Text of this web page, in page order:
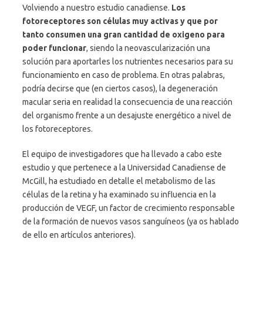
Volviendo a nuestro estudio canadiense. Los
fotoreceptores son células muy activas y que por
tanto consumen una gran cantidad de oxigeno para
poder funcionar, siendo la neovascularización una
solución para aportarles los nutrientes necesarios para su
funcionamiento en caso de problema. En otras palabras,
podría decirse que (en ciertos casos), la degeneración
macular seria en realidad la consecuencia de una reacción
del organismo frente a un desajuste energético a nivel de
los fotoreceptores.
El equipo de investigadores que ha llevado a cabo este
estudio y que pertenece a la Universidad Canadiense de
McGill, ha estudiado en detalle el metabolismo de las
células de la retina y ha examinado su influencia en la
producción de VEGF, un factor de crecimiento responsable
de la formación de nuevos vasos sanguíneos (ya os hablado
de ello en artículos anteriores).